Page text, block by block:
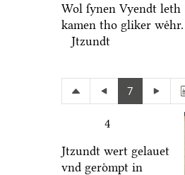
Wol ſynen Vyendt leth
kamen tho gliker weͤhr.
Jtzundt
7
4
Jtzundt wert gelauet
vnd geroͤmpt in